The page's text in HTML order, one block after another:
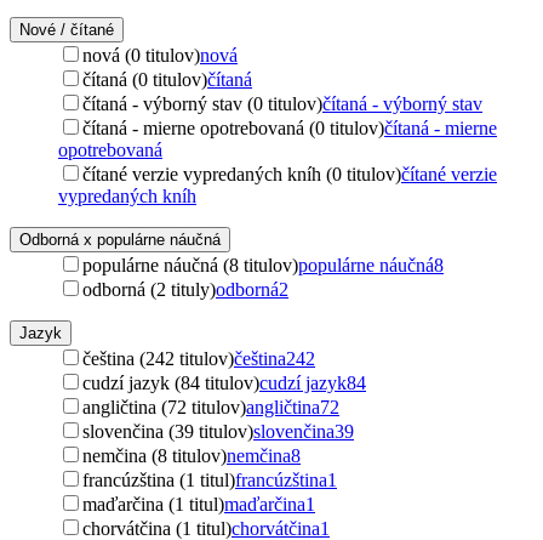
Nové / čítané
nová (0 titulov)nová
čítaná (0 titulov)čítaná
čítaná - výborný stav (0 titulov)čítaná - výborný stav
čítaná - mierne opotrebovaná (0 titulov)čítaná - mierne
opotrebovaná
čítané verzie vypredaných kníh (0 titulov)čítané verzie
vypredaných kníh
Odborná x populárne náučná
populárne náučná (8 titulov)populárne náučná8
odborná (2 tituly)odborná2
Jazyk
čeština (242 titulov)čeština242
cudzí jazyk (84 titulov)cudzí jazyk84
angličtina (72 titulov)angličtina72
slovenčina (39 titulov)slovenčina39
nemčina (8 titulov)nemčina8
francúzština (1 titul)francúzština1
maďarčina (1 titul)maďarčina1
chorvátčina (1 titul)chorvátčina1